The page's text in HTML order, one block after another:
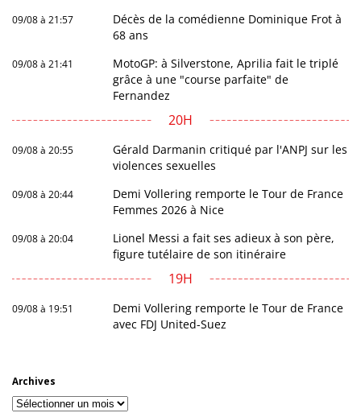
09/08 à 21:57
Décès de la comédienne Dominique Frot à
68 ans
09/08 à 21:41
MotoGP: à Silverstone, Aprilia fait le triplé
grâce à une "course parfaite" de
Fernandez
20H
09/08 à 20:55
Gérald Darmanin critiqué par l'ANPJ sur les
violences sexuelles
09/08 à 20:44
Demi Vollering remporte le Tour de France
Femmes 2026 à Nice
09/08 à 20:04
Lionel Messi a fait ses adieux à son père,
figure tutélaire de son itinéraire
19H
09/08 à 19:51
Demi Vollering remporte le Tour de France
avec FDJ United-Suez
Archives
Archives